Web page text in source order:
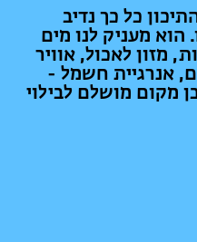
חייבים רצף של
פתוחים מהחרמון,
הצפוף ועד
- כדי שגם הילדים
ייהנו מהטבע המופלא